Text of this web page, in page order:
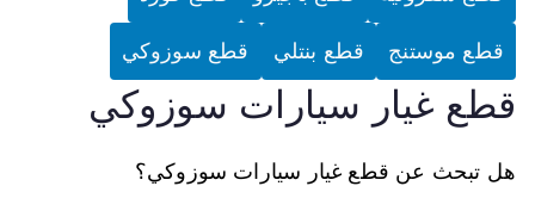
قطع موستنج قطع بنتلي قطع سوزوكي
قطع غيار سيارات سوزوكي
هل تبحث عن قطع غيار سيارات سوزوكي؟